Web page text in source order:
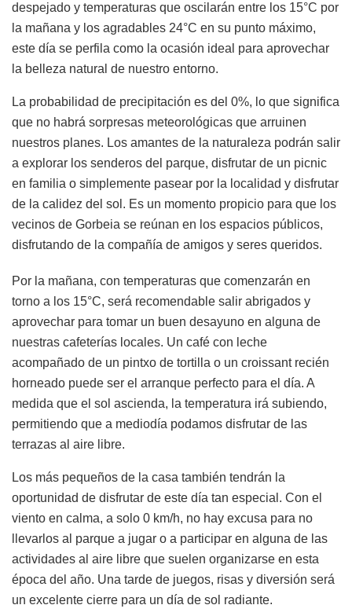
despejado y temperaturas que oscilarán entre los 15°C por
la mañana y los agradables 24°C en su punto máximo,
este día se perfila como la ocasión ideal para aprovechar
la belleza natural de nuestro entorno.
La probabilidad de precipitación es del 0%, lo que significa
que no habrá sorpresas meteorológicas que arruinen
nuestros planes. Los amantes de la naturaleza podrán salir
a explorar los senderos del parque, disfrutar de un picnic
en familia o simplemente pasear por la localidad y disfrutar
de la calidez del sol. Es un momento propicio para que los
vecinos de Gorbeia se reúnan en los espacios públicos,
disfrutando de la compañía de amigos y seres queridos.
Por la mañana, con temperaturas que comenzarán en
torno a los 15°C, será recomendable salir abrigados y
aprovechar para tomar un buen desayuno en alguna de
nuestras cafeterías locales. Un café con leche
acompañado de un pintxo de tortilla o un croissant recién
horneado puede ser el arranque perfecto para el día. A
medida que el sol ascienda, la temperatura irá subiendo,
permitiendo que a mediodía podamos disfrutar de las
terrazas al aire libre.
Los más pequeños de la casa también tendrán la
oportunidad de disfrutar de este día tan especial. Con el
viento en calma, a solo 0 km/h, no hay excusa para no
llevarlos al parque a jugar o a participar en alguna de las
actividades al aire libre que suelen organizarse en esta
época del año. Una tarde de juegos, risas y diversión será
un excelente cierre para un día de sol radiante.